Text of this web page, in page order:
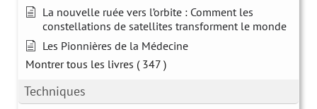
La nouvelle ruée vers l’orbite : Comment les
constellations de satellites transforment le monde
Les Pionnières de la Médecine
Montrer tous les livres ( 347 )
Techniques